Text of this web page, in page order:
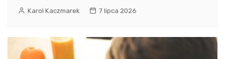
Karol Kaczmarek 7 lipca 2026